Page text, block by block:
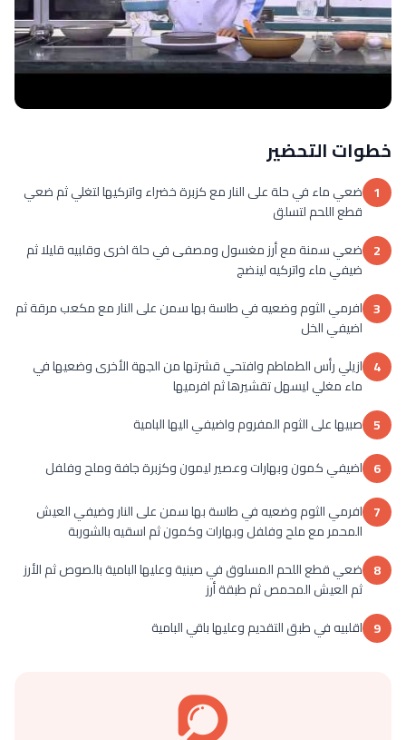
خطوات التحضير
1 ضعي ماء في حلة على النار مع كزبرة خضراء واتركيها لتغلي ثم ضعي
قطع اللحم لتسلق
2 ضعي سمنة مع أرز مغسول ومصفى في حلة اخرى وقلبيه قليلا ثم
ضيفي ماء واتركيه لينضج
3 افرمي الثوم وضعيه في طاسة بها سمن على النار مع مكعب مرقة ثم
اضيفي الخل
4 ازيلي رأس الطماطم وافتحي قشرتها من الجهة الأخرى وضعيها في
ماء مغلي ليسهل تقشيرها ثم افرميها
5 صبيها على الثوم المفروم واضيفي اليها البامية
6 اضيفي كمون وبهارات وعصير ليمون وكزبرة جافة وملح وفلفل
7 افرمي الثوم وضعيه في طاسة بها سمن على النار وضيفي العيش
المحمر مع ملح وفلفل وبهارات وكمون ثم اسقيه بالشوربة
8 ضعي قطع اللحم المسلوق في صينية وعليها البامية بالصوص ثم الأرز
ثم العيش المحمص ثم طبقة أرز
9 اقلبيه في طبق التقديم وعليها باقي البامية